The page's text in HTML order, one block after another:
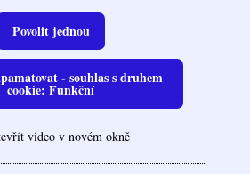
Povolit jednou
- souhlas s druhem
cookie: Funkční
video v novém okně